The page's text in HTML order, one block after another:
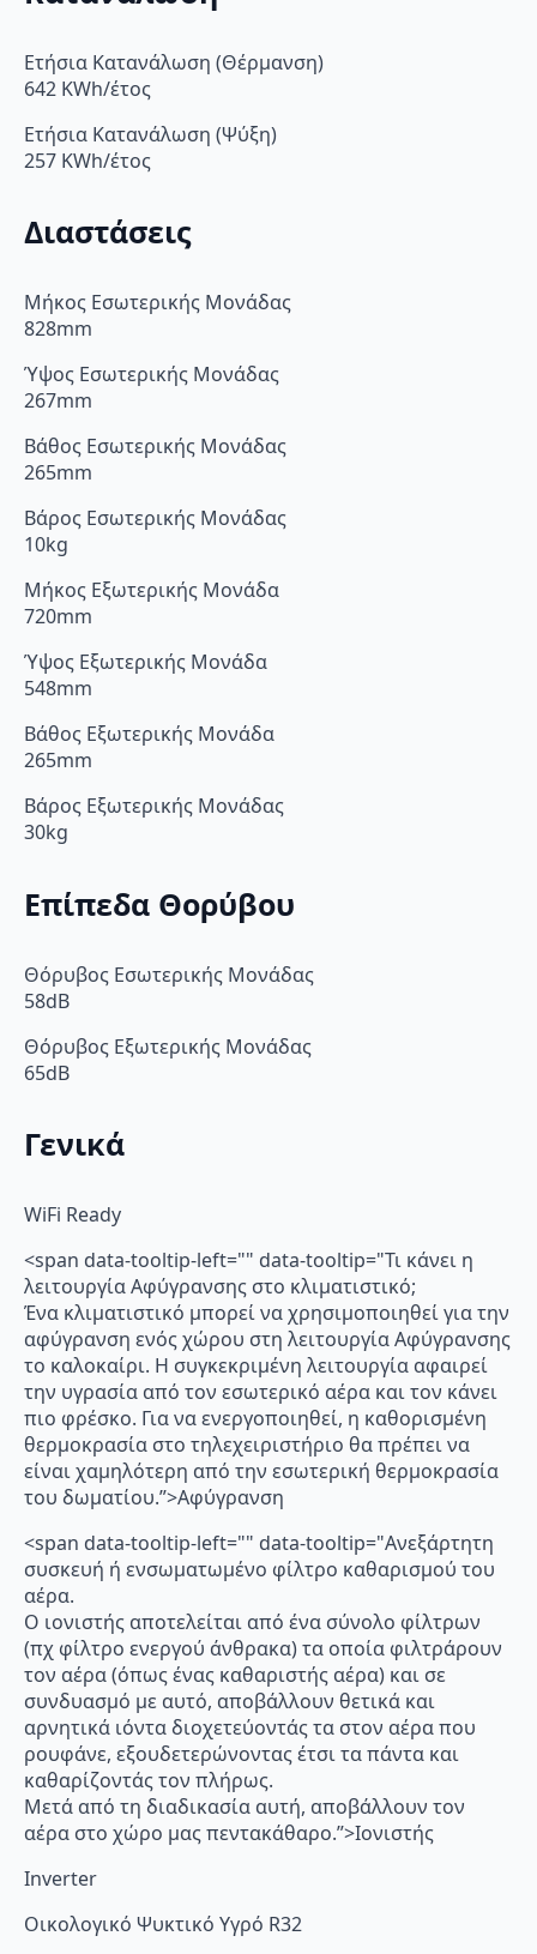
Ετήσια Κατανάλωση (Θέρμανση)
642 KWh/έτος
Ετήσια Κατανάλωση (Ψύξη)
257 KWh/έτος
Διαστάσεις
Μήκος Εσωτερικής Μονάδας
828mm
Ύψος Εσωτερικής Μονάδας
267mm
Βάθος Εσωτερικής Μονάδας
265mm
Βάρος Εσωτερικής Μονάδας
10kg
Μήκος Εξωτερικής Μονάδα
720mm
Ύψος Εξωτερικής Μονάδα
548mm
Βάθος Εξωτερικής Μονάδα
265mm
Βάρος Εξωτερικής Μονάδας
30kg
Επίπεδα Θορύβου
Θόρυβος Εσωτερικής Μονάδας
58dB
Θόρυβος Εξωτερικής Μονάδας
65dB
Γενικά
WiFi Ready
<span data-tooltip-left="" data-tooltip="Τι κάνει η
λειτουργία Αφύγρανσης στο κλιματιστικό;
Ένα κλιματιστικό μπορεί να χρησιμοποιηθεί για την
αφύγρανση ενός χώρου στη λειτουργία Αφύγρανσης
το καλοκαίρι. Η συγκεκριμένη λειτουργία αφαιρεί
την υγρασία από τον εσωτερικό αέρα και τον κάνει
πιο φρέσκο. Για να ενεργοποιηθεί, η καθορισμένη
θερμοκρασία στο τηλεχειριστήριο θα πρέπει να
είναι χαμηλότερη από την εσωτερική θερμοκρασία
του δωματίου.”>Αφύγρανση
<span data-tooltip-left="" data-tooltip="Ανεξάρτητη
συσκευή ή ενσωματωμένο φίλτρο καθαρισμού του
αέρα.
Ο ιονιστής αποτελείται από ένα σύνολο φίλτρων
(πχ φίλτρο ενεργού άνθρακα) τα οποία φιλτράρουν
τον αέρα (όπως ένας καθαριστής αέρα) και σε
συνδυασμό με αυτό, αποβάλλουν θετικά και
αρνητικά ιόντα διοχετεύοντάς τα στον αέρα που
ρουφάνε, εξουδετερώνοντας έτσι τα πάντα και
καθαρίζοντάς τον πλήρως.
Μετά από τη διαδικασία αυτή, αποβάλλουν τον
αέρα στο χώρο μας πεντακάθαρο.”>Ιονιστής
Inverter
Οικολογικό Ψυκτικό Υγρό R32